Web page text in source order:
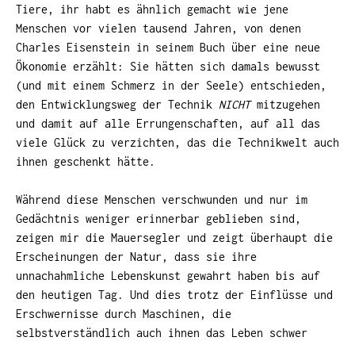
Tiere, ihr habt es ähnlich gemacht wie jene
Menschen vor vielen tausend Jahren, von denen
Charles Eisenstein in seinem Buch über eine neue
Ökonomie erzählt: Sie hätten sich damals bewusst
(und mit einem Schmerz in der Seele) entschieden,
den Entwicklungsweg der Technik NICHT mitzugehen
und damit auf alle Errungenschaften, auf all das
viele Glück zu verzichten, das die Technikwelt auch
ihnen geschenkt hätte.
Während diese Menschen verschwunden und nur im
Gedächtnis weniger erinnerbar geblieben sind,
zeigen mir die Mauersegler und zeigt überhaupt die
Erscheinungen der Natur, dass sie ihre
unnachahmliche Lebenskunst gewahrt haben bis auf
den heutigen Tag. Und dies trotz der Einflüsse und
Erschwernisse durch Maschinen, die
selbstverständlich auch ihnen das Leben schwer